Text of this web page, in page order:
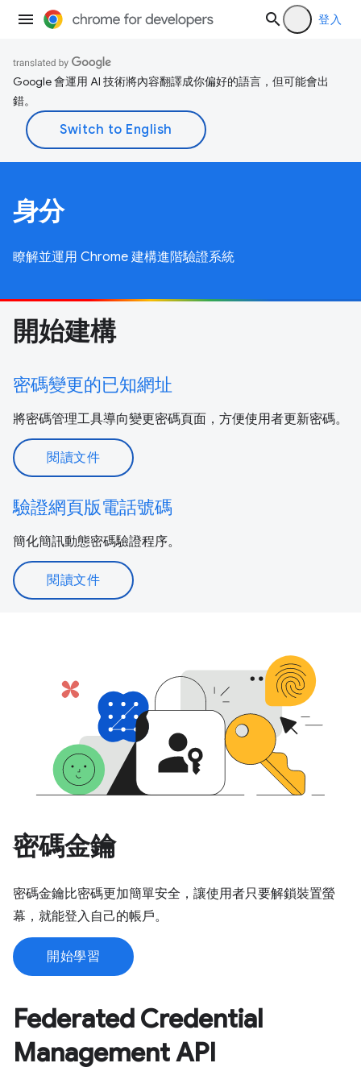
登入
Google 會運用 AI 技術將內容翻譯成你偏好的語言，但可能會出
錯。
身分
瞭解並運用 Chrome 建構進階驗證系統
開始建構
密碼變更的已知網址
將密碼管理工具導向變更密碼頁面，方便使用者更新密碼。
閱讀文件
驗證網頁版電話號碼
簡化簡訊動態密碼驗證程序。
閱讀文件
密碼金鑰
密碼金鑰比密碼更加簡單安全，讓使用者只要解鎖裝置螢
幕，就能登入自己的帳戶。
開始學習
Federated Credential
Management API